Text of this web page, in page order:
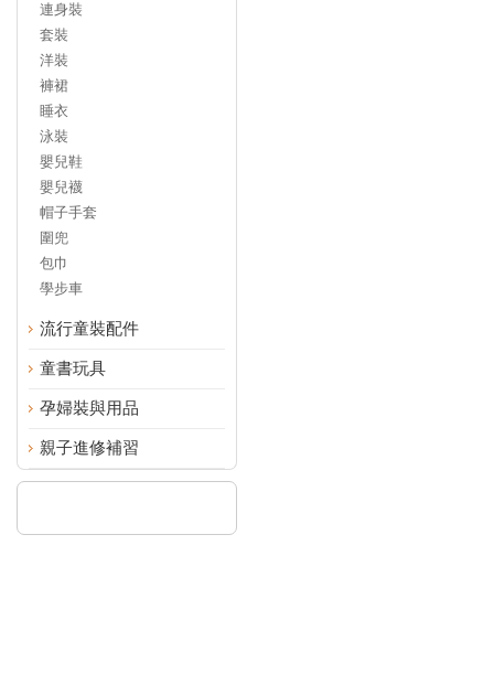
連身裝
套裝
洋裝
褲裙
睡衣
泳裝
嬰兒鞋
嬰兒襪
帽子手套
圍兜
包巾
學步車
流行童裝配件
童書玩具
孕婦裝與用品
親子進修補習